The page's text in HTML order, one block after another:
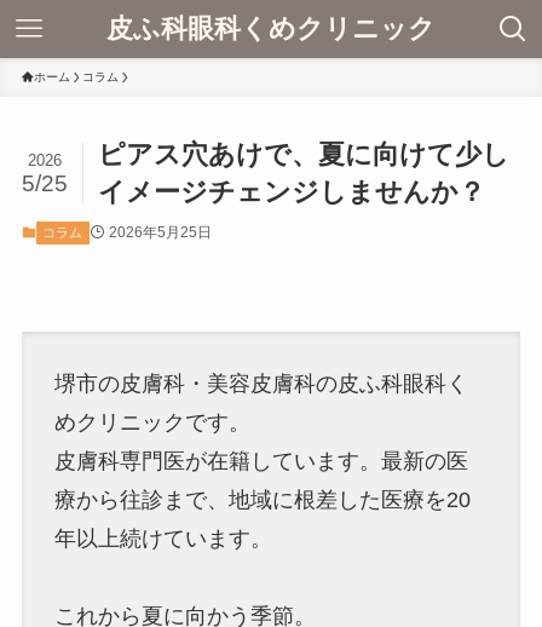
皮ふ科眼科くめクリニック
ホーム コラム
ピアス穴あけで、夏に向けて少し
イメージチェンジしませんか？
2026
5/25
コラム 2026年5月25日
堺市の皮膚科・美容皮膚科の皮ふ科眼科く
めクリニックです。
皮膚科専門医が在籍しています。最新の医
療から往診まで、地域に根差した医療を20
年以上続けています。
これから夏に向かう季節。